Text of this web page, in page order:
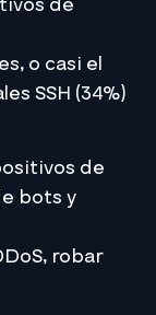
o casi el
SSH (34%)
de
bots y
robar